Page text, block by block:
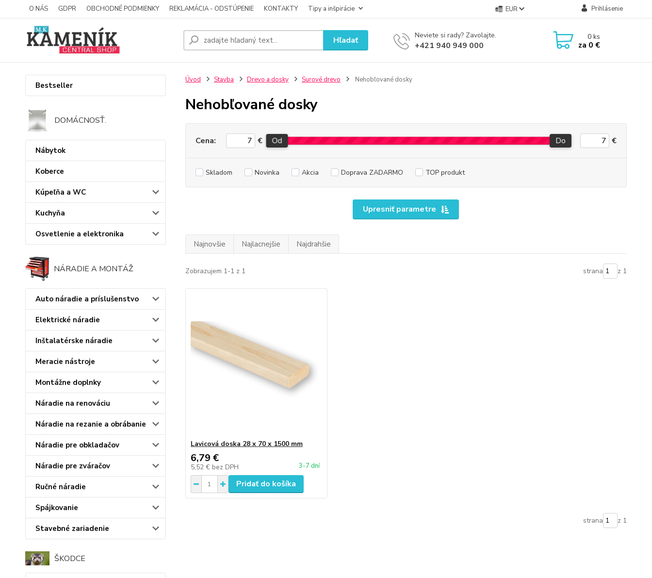
O NÁS GDPR OBCHODNÉ PODMIENKY REKLAMÁCIA - ODSTÚPENIE KONTAKTY Tipy a inšpirácie EUR Prihlásenie
Hľadať Neviete si rady? Zavolajte.
+421 940 949 000
0ks
za 0 €
Bestseller
DOMÁCNOSŤ.
Nábytok
Koberce
Kúpeľňa a WC
Kuchyňa
Osvetlenie a elektronika
NÁRADIE A MONTÁŽ
Auto náradie a príslušenstvo
Elektrické náradie
Inštalatérske náradie
Meracie nástroje
Montážne doplnky
Náradie na renováciu
Náradie na rezanie a obrábanie
Náradie pre obkladačov
Náradie pre zváračov
Ručné náradie
Spájkovanie
Stavebné zariadenie
ŠKODCE
Úvod Stavba Drevo a dosky Surové drevo Nehobľované dosky
Nehobľované dosky
Upresniť parametre
Cena: € Od Do €
Skladom Novinka Akcia Doprava ZADARMO TOP produkt
Najnovšie Najlacnejšie Najdrahšie
Zobrazujem 1-1 z 1 strana z 1
Lavicová doska 28 x 70 x 1500 mm
6,79 €
5,52 € bez DPH 3-7 dní
Pridať do košíka
strana z 1